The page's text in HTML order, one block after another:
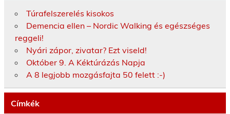
Túrafelszerelés kisokos
Demencia ellen – Nordic Walking és egészséges
reggeli!
Nyári zápor, zivatar? Ezt viseld!
Október 9. A Kéktúrázás Napja
A 8 legjobb mozgásfajta 50 felett :-)
Címkék